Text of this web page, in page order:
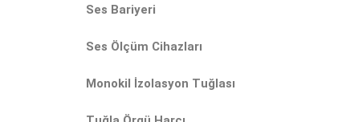
Ses Bariyeri
Ses Ölçüm Cihazları
Monokil İzolasyon Tuğlası